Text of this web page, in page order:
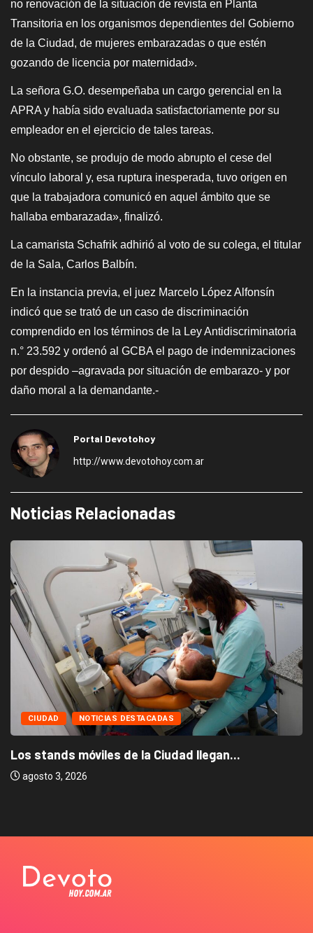
no renovación de la situación de revista en Planta
Transitoria en los organismos dependientes del Gobierno
de la Ciudad, de mujeres embarazadas o que estén
gozando de licencia por maternidad».
La señora G.O. desempeñaba un cargo gerencial en la
APRA y había sido evaluada satisfactoriamente por su
empleador en el ejercicio de tales tareas.
No obstante, se produjo de modo abrupto el cese del
vínculo laboral y, esa ruptura inesperada, tuvo origen en
que la trabajadora comunicó en aquel ámbito que se
hallaba embarazada», finalizó.
La camarista Schafrik adhirió al voto de su colega, el titular
de la Sala, Carlos Balbín.
En la instancia previa, el juez Marcelo López Alfonsín
indicó que se trató de un caso de discriminación
comprendido en los términos de la Ley Antidiscriminatoria
n.° 23.592 y ordenó al GCBA el pago de indemnizaciones
por despido –agravada por situación de embarazo- y por
daño moral a la demandante.-
Portal Devotohoy
http://www.devotohoy.com.ar
Noticias Relacionadas
CIUDAD NOTICIAS DESTACADAS
Los stands móviles de la Ciudad llegan...
agosto 3, 2026